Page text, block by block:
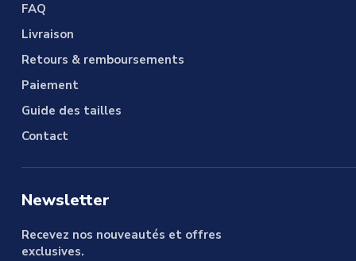
FAQ
Livraison
Retours & remboursements
Paiement
Guide des tailles
Contact
Newsletter
Recevez nos nouveautés et offres
exclusives.